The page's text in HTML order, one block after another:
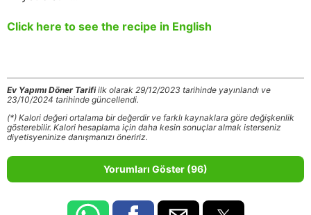
Click here to see the recipe in English
Ev Yapımı Döner Tarifiilk olarak 29/12/2023 tarihinde yayınlandı ve
23/10/2024 tarihinde güncellendi.
(*) Kalori değeri ortalama bir değerdir ve farklı kaynaklara göre değişkenlik
gösterebilir. Kalori hesaplama için daha kesin sonuçlar almak isterseniz
diyetisyeninize danışmanızı öneririz.
Yorumları Göster (96)